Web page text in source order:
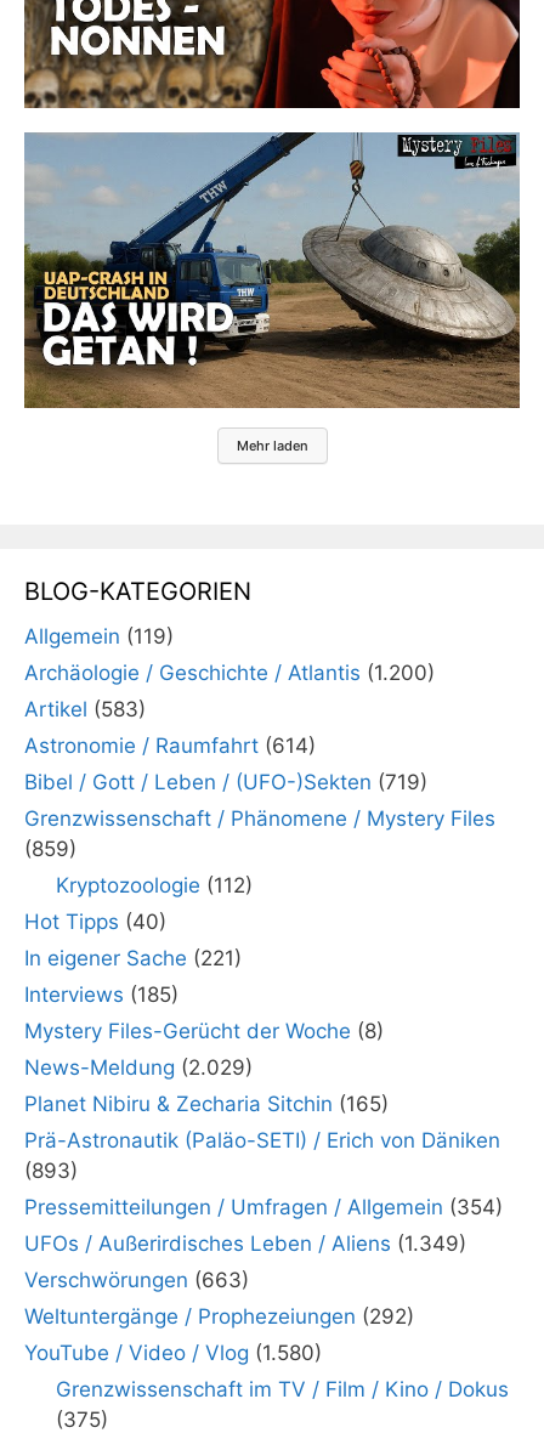
Mehr laden
BLOG-KATEGORIEN
Allgemein (119)
Archäologie / Geschichte / Atlantis (1.200)
Artikel (583)
Astronomie / Raumfahrt (614)
Bibel / Gott / Leben / (UFO-)Sekten (719)
Grenzwissenschaft / Phänomene / Mystery Files
(859)
Kryptozoologie (112)
Hot Tipps (40)
In eigener Sache (221)
Interviews (185)
Mystery Files-Gerücht der Woche (8)
News-Meldung (2.029)
Planet Nibiru & Zecharia Sitchin (165)
Prä-Astronautik (Paläo-SETI) / Erich von Däniken
(893)
Pressemitteilungen / Umfragen / Allgemein (354)
UFOs / Außerirdisches Leben / Aliens (1.349)
Verschwörungen (663)
Weltuntergänge / Prophezeiungen (292)
YouTube / Video / Vlog (1.580)
Grenzwissenschaft im TV / Film / Kino / Dokus
(375)